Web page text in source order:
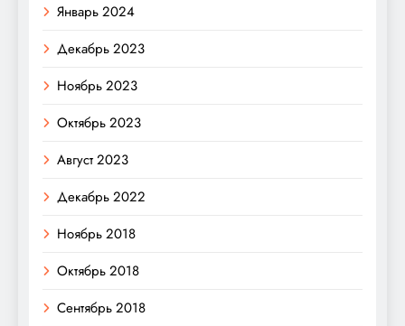
Январь 2024
Декабрь 2023
Ноябрь 2023
Октябрь 2023
Август 2023
Декабрь 2022
Ноябрь 2018
Октябрь 2018
Сентябрь 2018